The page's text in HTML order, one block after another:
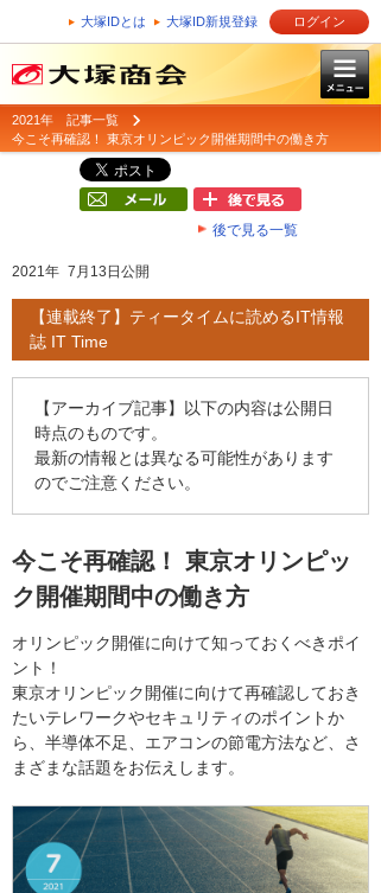
大塚IDとは 大塚ID新規登録 ログイン
2021年 記事一覧
今こそ再確認！ 東京オリンピック開催期間中の働き方
後で見る一覧
2021年 7月13日公開
【連載終了】ティータイムに読めるIT情報
誌 IT Time
【アーカイブ記事】以下の内容は公開日
時点のものです。
最新の情報とは異なる可能性があります
のでご注意ください。
今こそ再確認！ 東京オリンピッ
ク開催期間中の働き方
オリンピック開催に向けて知っておくべきポイ
ント！
東京オリンピック開催に向けて再確認しておき
たいテレワークやセキュリティのポイントか
ら、半導体不足、エアコンの節電方法など、さ
まざまな話題をお伝えします。